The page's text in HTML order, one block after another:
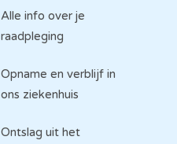
Alle info over je
raadpleging
Opname en verblijf in
ons ziekenhuis
Ontslag uit het